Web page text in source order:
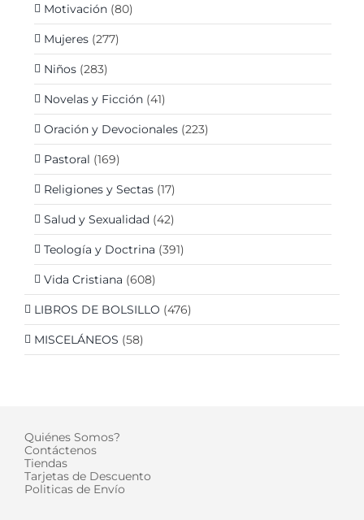
Motivación (80)
Mujeres (277)
Niños (283)
Novelas y Ficción (41)
Oración y Devocionales (223)
Pastoral (169)
Religiones y Sectas (17)
Salud y Sexualidad (42)
Teología y Doctrina (391)
Vida Cristiana (608)
LIBROS DE BOLSILLO (476)
MISCELÁNEOS (58)
Quiénes Somos?
Contáctenos
Tiendas
Tarjetas de Descuento
Politicas de Envío